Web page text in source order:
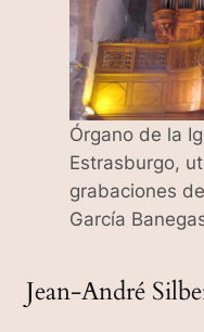
Órgano de la
Estrasburgo,
grabaciones
García
Jean-André